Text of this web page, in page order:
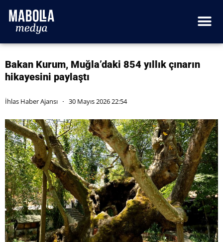
Bakan Kurum, Muğla’daki 854 yıllık çınarın
hikayesini paylaştı
İhlas Haber Ajansı 30 Mayıs 2026 22:54